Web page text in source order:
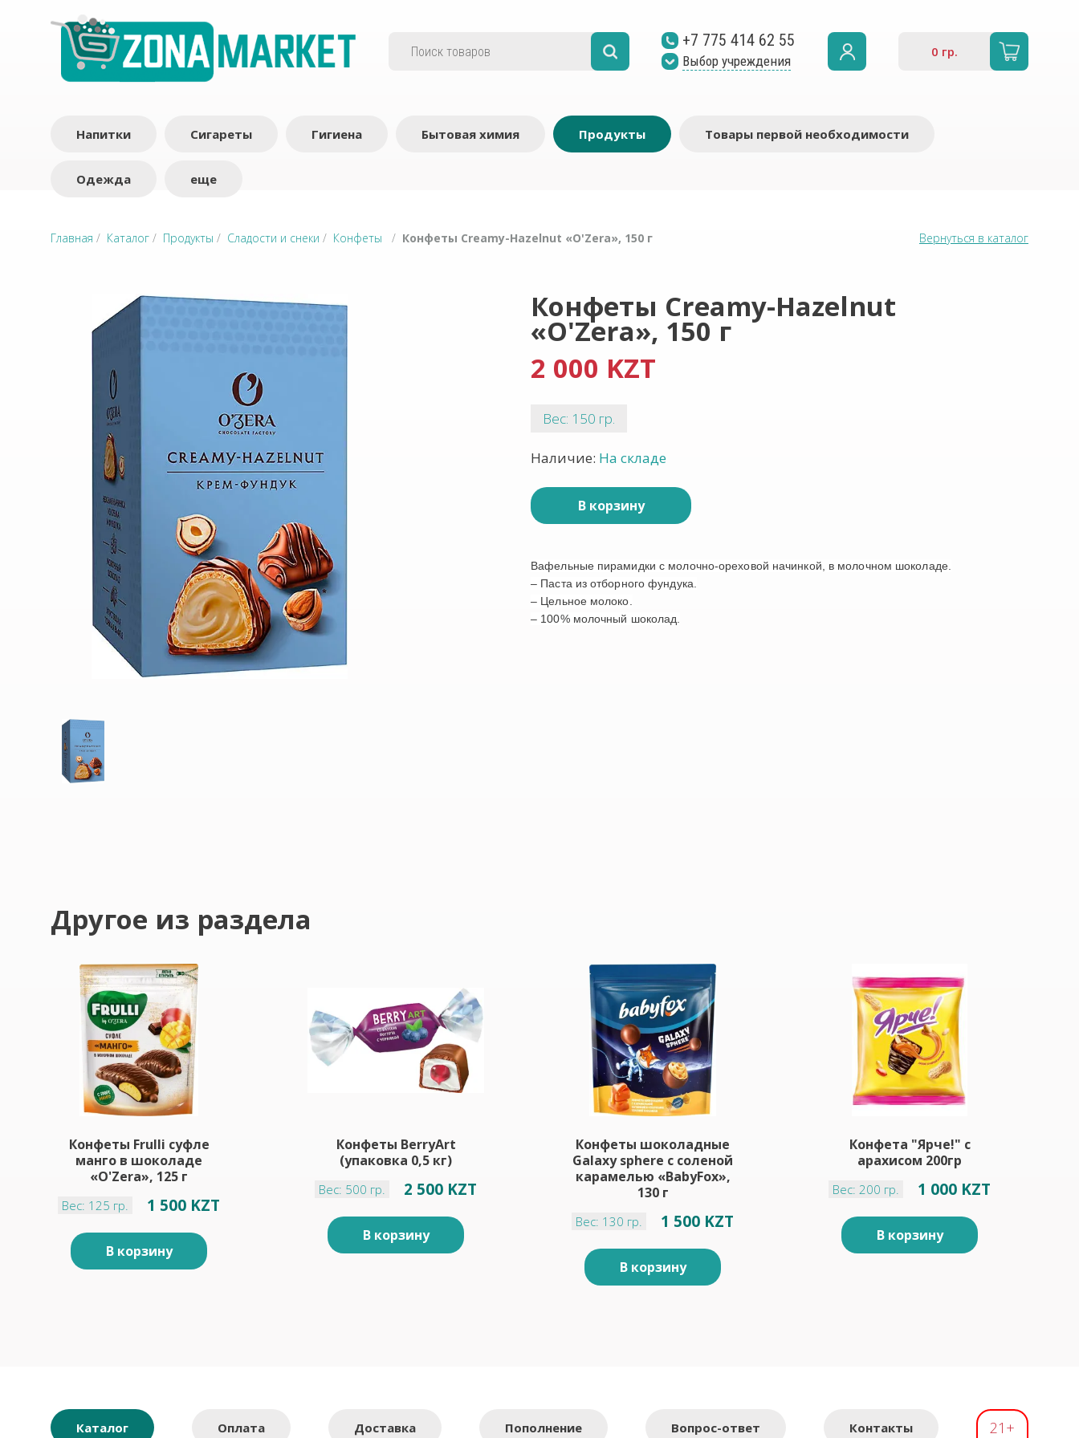
+7 775 414 62 55
Выбор учреждения
0 гр.
Напитки Сигареты Гигиена Бытовая химия Продукты Товары первой необходимости
Одежда еще
Главная / Каталог / Продукты / Сладости и снеки / Конфеты / Конфеты Creamy-Hazelnut «O'Zera», 150 г Вернуться в каталог
Конфеты Creamy-Hazelnut
«O'Zera», 150 г
2 000 KZT
Вес: 150 гр.
Наличие: На складе
В корзину
Вафельные пирамидки с молочно-ореховой начинкой, в молочном шоколаде.
– Паста из отборного фундука.
– Цельное молоко.
– 100% молочный шоколад.
Другое из раздела
Конфеты Frulli суфле
манго в шоколаде
«O'Zera», 125 г
Вес: 125 гр. 1 500 KZT
В корзину
Конфеты BerryArt
(упаковка 0,5 кг)
Вес: 500 гр. 2 500 KZT
В корзину
Конфеты шоколадные
Galaxy sphere с соленой
карамелью «BabyFox»,
130 г
Вес: 130 гр. 1 500 KZT
В корзину
Конфета "Ярче!" с
арахисом 200гр
Вес: 200 гр. 1 000 KZT
В корзину
Каталог Оплата Доставка Пополнение Вопрос-ответ Контакты 21+